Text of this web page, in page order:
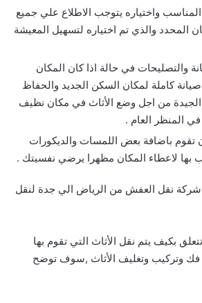
واختياره يتوجب الاطلاع علي جميع
المحدد والذي تم اختياره لتسهيل المعيشة
والتصليحات في حالة اذا كان المكان
صيانة كاملة لمكان السكن الجديد والحفاظ
من اجل وضع الأثاث في مكان نظيف
المنظر العام .
باضافة بعض اللمسات والديكورات
بها لاعطاء المكان مظهرا يرضي نفسيتك .
شركة نقل العفش من الرياض الي جدة لنقل
بكيف يتم نقل الأثاث التي تقوم بها
فك وتركيب وتغليف الأثاث ,سوف توضح